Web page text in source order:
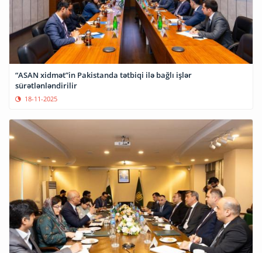
“ASAN xidmət”in Pakistanda tətbiqi ilə bağlı işlər
sürətlənləndirilir
18-11-2025